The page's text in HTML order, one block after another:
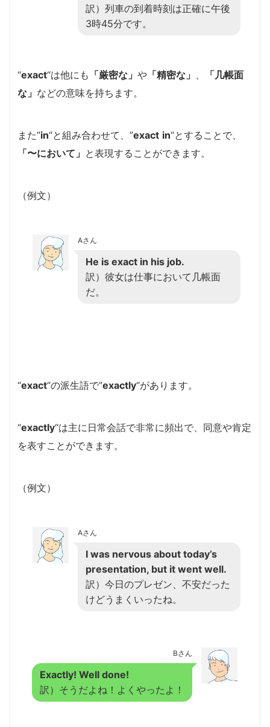
訳）列車の到着時刻は正確に午後
3時45分です。
“exact“は他にも 「厳密な」 や 「精密な」
「几帳面
な」 などの意味を持ちます。
また”in“と組み合わせて、”exact in“とすることで、
「〜において」 と表現することができます。
（例文）
Aさん
He is exact in his job.
訳）彼女は仕事において几帳面
だ。
“exact“の派生語で”exactly“があります。
“exactly“は主に日常会話で非常に頻出で、同意や肯定
を表すことができます。
（例文）
Aさん
I was nervous about today’s
presentation, but it went well.
訳）今日のプレゼン、不安だった
けどうまくいったね。
Bさん
Exactly! Well done!
訳）そうだよね！よくやったよ！